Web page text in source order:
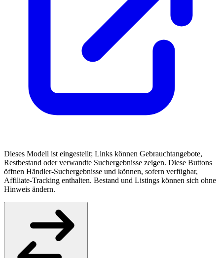
Dieses Modell ist eingestellt; Links können Gebrauchtangebote,
Restbestand oder verwandte Suchergebnisse zeigen. Diese Buttons
öffnen Händler-Suchergebnisse und können, sofern verfügbar,
Affiliate-Tracking enthalten. Bestand und Listings können sich ohne
Hinweis ändern.